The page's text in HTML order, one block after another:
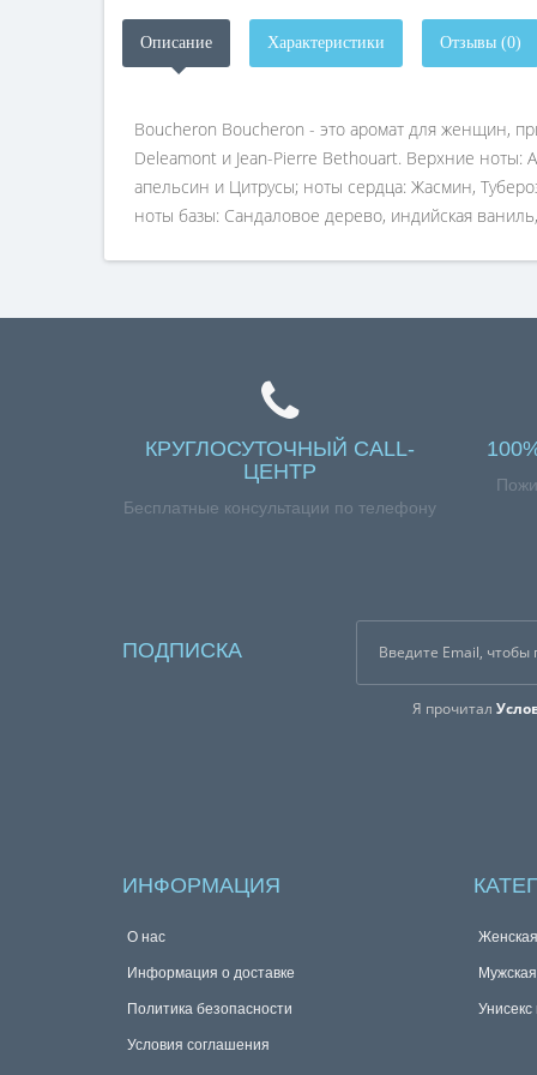
Описание Характеристики Отзывы (0)
Boucheron Boucheron - это аромат для женщин,
Deleamont и Jean-Pierre Bethouart. Верхние ноты:
апельсин и Цитрусы; ноты сердца: Жасмин,
ноты базы: Сандаловое дерево, индийская
КРУГЛОСУТОЧНЫЙ CALL-
ЦЕНТР
Бесплатные консультации по телефону
ПОДПИСКА
Я прочитал
ИНФОРМАЦИЯ
О нас
Информация о доставке
Политика безопасности
Условия соглашения